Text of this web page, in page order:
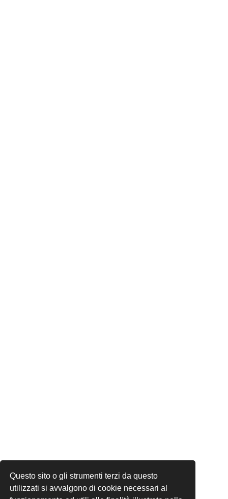
Questo sito o gli strumenti terzi da questo
utilizzati si avvalgono di cookie necessari al